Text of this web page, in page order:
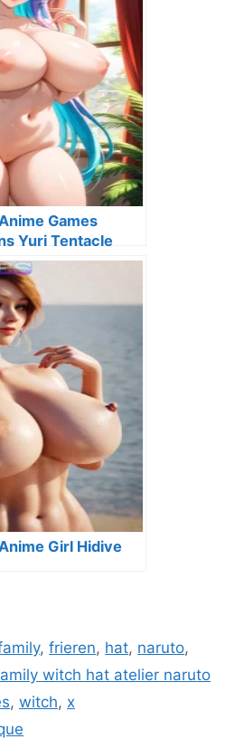
Games
Yuri Tentacle
Girl Hidive
,frieren, hat, naruto,
witch hat atelier naruto
, witch, x